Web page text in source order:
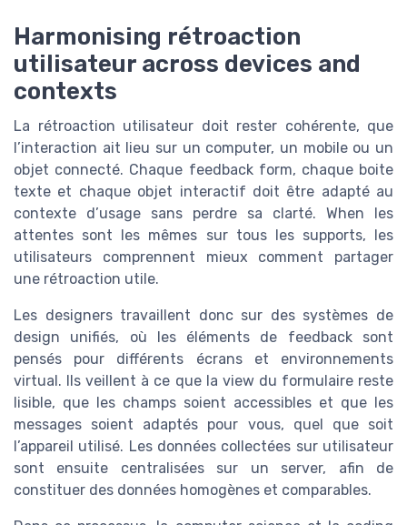
Harmonising rétroaction
utilisateur across devices and
contexts
La rétroaction utilisateur doit rester cohérente, que
l’interaction ait lieu sur un computer, un mobile ou un
objet connecté. Chaque feedback form, chaque boite
texte et chaque objet interactif doit être adapté au
contexte d’usage sans perdre sa clarté. When les
attentes sont les mêmes sur tous les supports, les
utilisateurs comprennent mieux comment partager
une rétroaction utile.
Les designers travaillent donc sur des systèmes de
design unifiés, où les éléments de feedback sont
pensés pour différents écrans et environnements
virtual. Ils veillent à ce que la view du formulaire reste
lisible, que les champs soient accessibles et que les
messages soient adaptés pour vous, quel que soit
l’appareil utilisé. Les données collectées sur utilisateur
sont ensuite centralisées sur un server, afin de
constituer des données homogènes et comparables.